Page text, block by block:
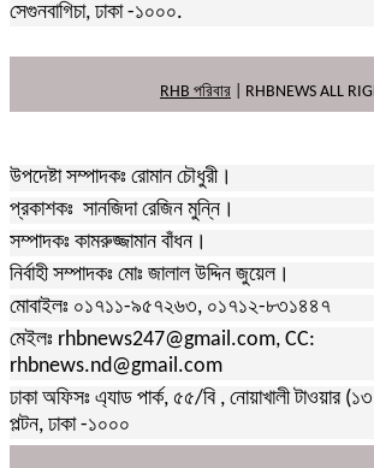
সেগুনবাগিচা, ঢাকা -১০০০.
RHB পরিবার | RHBNEWS ALL
উপদেষ্টা সম্পাদকঃ রোমান চৌধুরী।
প্রকাশকঃ সানজিদা রেজিন মুন্নি।
সম্পাদকঃ কামরুজ্জামান বাঁধন।
নির্বাহী সম্পাদকঃ মোঃ জালাল উদ্দিন জুয়েল।
মোবাইলঃ ০১৭১১-৯৫৭২৬৩, ০১৭১২-৮৩১৪৪৭
মেইলঃ rhbnews247@gmail.com, CC:
rhbnews.nd@gmail.com
ঢাকা অফিসঃ এ্যাড পার্ক, ৫৫/বি , নোয়াখালী টাওয়ার
পল্টন, ঢাকা -১০০০